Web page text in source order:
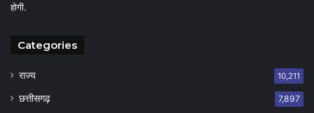
होगी.
Categories
राज्य 10,211
छत्तीसगढ़ 7,897